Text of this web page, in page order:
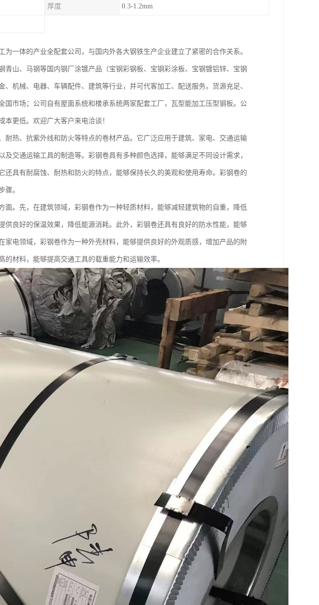
厚度 0.3-1.2mm
为一体的产业全配套公司，与国内外各大钢铁生产企业建立了紧密的合作关系。
山、马钢等国内钢厂涂镀产品（宝钢彩钢板、宝钢彩涂板、宝钢镀铝锌、宝钢
机械、电器、车辆配件、建筑等行业，并可代客加工、配送服务。货源充足、
国市场；公司自有屋面系统和楼承系统两家配套工厂，瓦型能加工压型钢板。公
更低。欢迎广大客户来电洽谈！
耐热、抗紫外线和防火等特点的卷材产品。它广泛应用于建筑、家电、交通运输
交通运输工具的制造等。彩钢卷具有多种颜色选择，能够满足不同设计需求，
还具有耐腐蚀、耐热和防火的特点，能够保持长久的美观和使用寿命。彩钢卷的
骤。
面。先，在建筑领域，彩钢卷作为一种轻质材料，能够减轻建筑物的自重，降低
供良好的保温效果，降低能源消耗。此外，彩钢卷还具有良好的防水性能，能够
家电领域，彩钢卷作为一种外壳材料，能够提供良好的外观质感，增加产品的附
材料，能够提高交通工具的载重能力和运输效率。